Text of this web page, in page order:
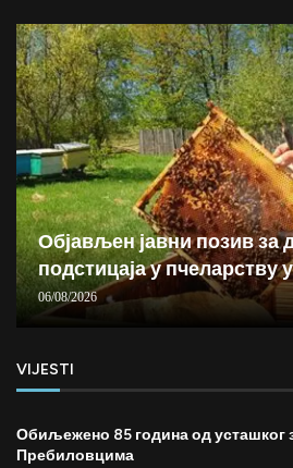
Објављен јавни позив за
подстицаја у
06/08/2026
VIJESTI
Обиљежено 85 година од усташког
Пребиловцима